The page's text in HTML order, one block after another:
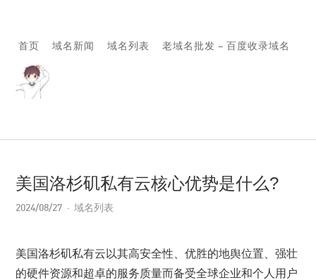
首页 域名新闻 域名列表 老域名批发 – 百度收录域名
美国洛杉矶私有云核心优势是什么?
2024/08/27 域名列表
美国洛杉矶私有云以其高安全性、优胜的地舆位置、强壮
的硬件资源和超卓的服务质量而备受全球企业和个人用户